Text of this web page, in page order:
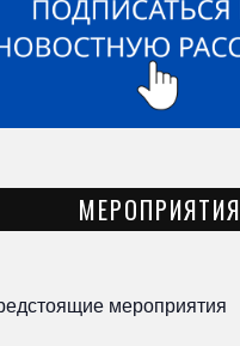
МЕРОПРИЯТИЯ
мероприятия